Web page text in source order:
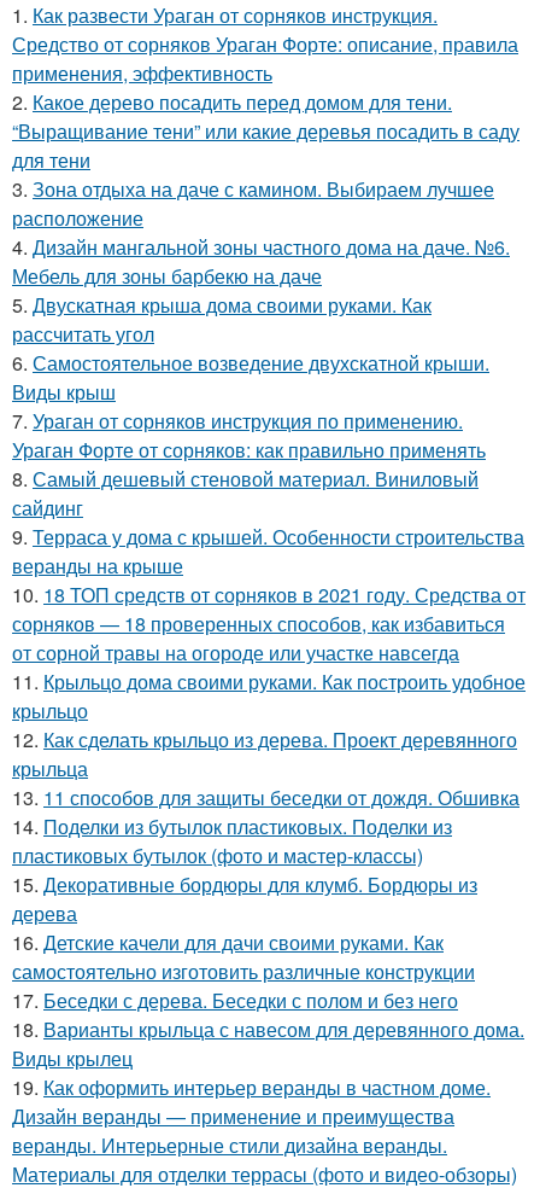
1. Как развести Ураган от сорняков инструкция.
Средство от сорняков Ураган Форте: описание, правила
применения, эффективность
2. Какое дерево посадить перед домом для тени.
“Выращивание тени” или какие деревья посадить в саду
для тени
3. Зона отдыха на даче с камином. Выбираем лучшее
расположение
4. Дизайн мангальной зоны частного дома на даче. №6.
Мебель для зоны барбекю на даче
5. Двускатная крыша дома своими руками. Как
рассчитать угол
6. Самостоятельное возведение двухскатной крыши.
Виды крыш
7. Ураган от сорняков инструкция по применению.
Ураган Форте от сорняков: как правильно применять
8. Самый дешевый стеновой материал. Виниловый
сайдинг
9. Терраса у дома с крышей. Особенности строительства
веранды на крыше
10. 18 ТОП средств от сорняков в 2021 году. Средства от
сорняков — 18 проверенных способов, как избавиться
от сорной травы на огороде или участке навсегда
11. Крыльцо дома своими руками. Как построить удобное
крыльцо
12. Как сделать крыльцо из дерева. Проект деревянного
крыльца
13. 11 способов для защиты беседки от дождя. Обшивка
14. Поделки из бутылок пластиковых. Поделки из
пластиковых бутылок (фото и мастер-классы)
15. Декоративные бордюры для клумб. Бордюры из
дерева
16. Детские качели для дачи своими руками. Как
самостоятельно изготовить различные конструкции
17. Беседки с дерева. Беседки с полом и без него
18. Варианты крыльца с навесом для деревянного дома.
Виды крылец
19. Как оформить интерьер веранды в частном доме.
Дизайн веранды — применение и преимущества
веранды. Интерьерные стили дизайна веранды.
Материалы для отделки террасы (фото и видео-обзоры)